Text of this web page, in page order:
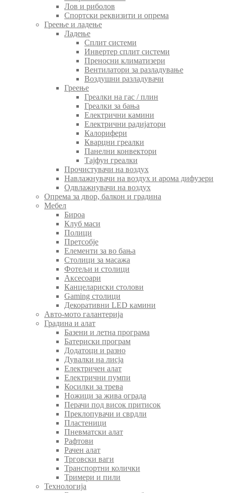
Лов и риболов
Спортски реквизити и опрема
Греење и ладење
Ладење
Сплит системи
Инвертер сплит системи
Преносни климатизери
Вентилатори за разладување
Воздушни разладувачи
Греење
Греалки на гас / плин
Греалки за бања
Електрични камини
Електрични радијатори
Калорифери
Кварцни греалки
Панелни конвектори
Тајфун греалки
Прочистувачи на воздух
Навлажнувачи на воздух и арома дифузери
Одвлажнувачи на воздух
Опрема за двор, балкон и градина
Мебел
Бироа
Клуб маси
Полици
Претсобје
Елементи за во бања
Столици за масажа
Фотељи и столици
Аксесоари
Канцелариски столови
Gaming столици
Декоративни LED камини
Авто-мото галантерија
Градина и алат
Базени и летна програма
Батериски програм
Додатоци и разно
Дувалки на лисја
Електричен алат
Електрични пумпи
Косилки за трева
Ножици за жива ограда
Перачи под висок притисок
Преклопувачи и сврдли
Пластеници
Пневматски алат
Рафтови
Рачен алат
Трговски ваги
Транспортни колички
Тримери и пили
Технологија